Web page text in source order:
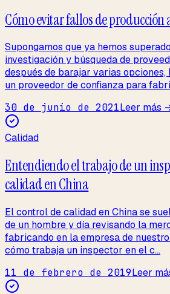
Cómo evitar fallos de
Supongamos que ya hemos
investigación y búsqueda de
después de barajar varias opciones,
un proveedor de confianza para
30 de junio de 2021Leer más
Calidad
Entendiendo el trabajo de un
calidad en China
El control de calidad en China se
de un hombre y día revisando la
fabricando en la empresa de
cómo trabaja un inspector en el c...
11 de febrero de 2019Leer